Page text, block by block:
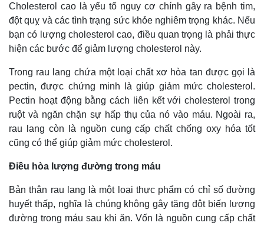
Thế giới
Quan sát
Cuộc sống đó đây
Hồ sơ
Multimedia
Video
Ảnh
E-Magazine
Cholesterol cao là yếu tố nguy cơ chính gây ra bệnh tim,
đột quỵ và các tình trạng sức khỏe nghiêm trọng khác. Nếu
bạn có lượng cholesterol cao, điều quan trọng là phải thực
hiện các bước để giảm lượng cholesterol này.
Trong rau lang chứa một loại chất xơ hòa tan được gọi là
pectin, được chứng minh là giúp giảm mức cholesterol.
Pectin hoạt động bằng cách liên kết với cholesterol trong
ruột và ngăn chặn sự hấp thụ của nó vào máu. Ngoài ra,
rau lang còn là nguồn cung cấp chất chống oxy hóa tốt
cũng có thể giúp giảm mức cholesterol.
Điều hòa lượng đường trong máu
Bản thân rau lang là một loại thực phẩm có chỉ số đường
huyết thấp, nghĩa là chúng không gây tăng đột biến lượng
đường trong máu sau khi ăn. Vốn là nguồn cung cấp chất